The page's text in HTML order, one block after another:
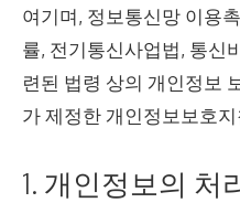
여기며, 정보통신망 이용
률, 전기통신사업법, 통신
련된 법령 상의 개인정보
가 제정한 개인정보보호
1. 개인정보의 처